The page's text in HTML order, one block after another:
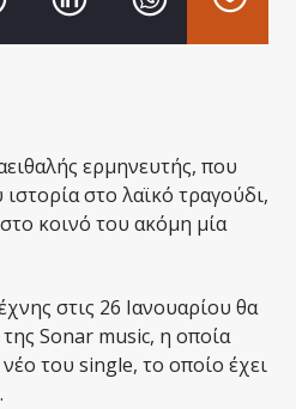
ερμηνευτής, που
στο λαϊκό τραγούδι,
κοινό του ακόμη μία
στις 26 Ιανουαρίου θα
Sonar music, η οποία
νέο του single, το οποίο έχει